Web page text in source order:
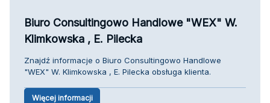
Biuro Consultingowo Handlowe "WEX" W.
Klimkowska , E. Pilecka
Znajdź informacje o Biuro Consultingowo Handlowe
"WEX" W. Klimkowska , E. Pilecka obsługa klienta.
Więcej informacji